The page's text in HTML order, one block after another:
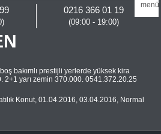
0216 366 01 19
(09:00 - 19:00)
bakımlı prestijli yerlerde yüksek kira
2+1 yarı zemin 370.000. 0541.372.20.25
Konut, 01.04.2016, 03.04.2016, Normal